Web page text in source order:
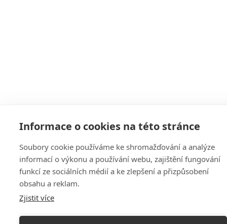
Informace o cookies na této stránce
Soubory cookie používáme ke shromažďování a analýze
informací o výkonu a používání webu, zajištění fungování
funkcí ze sociálních médií a ke zlepšení a přizpůsobení
obsahu a reklam.
Zjistit více